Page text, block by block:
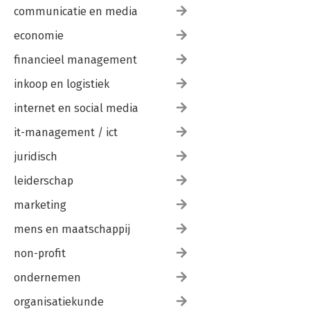
communicatie en media
economie
financieel management
inkoop en logistiek
internet en social media
it-management / ict
juridisch
leiderschap
marketing
mens en maatschappij
non-profit
ondernemen
organisatiekunde